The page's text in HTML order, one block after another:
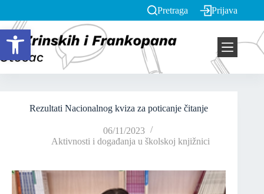
Open toolbar
Pretraga Prijava
Rezultati Nacionalnog kviza za poticanje čitanje
06/11/2023
Aktivnosti i događanja u školskoj knjižnici